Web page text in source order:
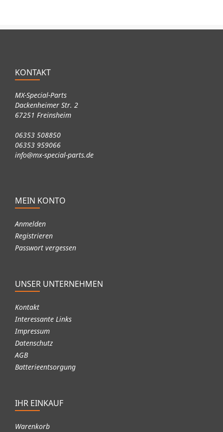
KONTAKT
MX-Special-Parts
Dackenheimer Str. 2
67251 Freinsheim
06353 508850
06353 959066
info@mx-special-parts.de
MEIN KONTO
Anmelden
Registrieren
Passwort vergessen
UNSER UNTERNEHMEN
Kontakt
Interessante Links
Impressum
Datenschutz
AGB
Batterieentsorgung
IHR EINKAUF
Warenkorb